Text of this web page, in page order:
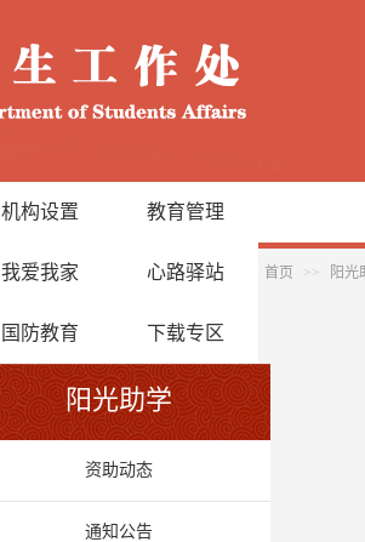
机构设置 教育管理
我爱我家 心路驿站
国防教育 下载专区
首页 >> 阳光
阳光助学
资助动态
通知公告